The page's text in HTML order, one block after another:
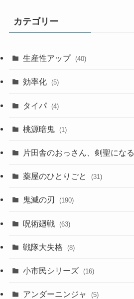
カテゴリー
生産性アップ (40)
効率化 (5)
タイパ (4)
桃源暗鬼 (1)
片田舎のおっさん、剣聖になる
薬屋のひとりごと (31)
鬼滅の刃 (190)
呪術廻戦 (63)
戦隊大失格 (8)
小市民シリーズ (16)
アンダーニンジャ (5)